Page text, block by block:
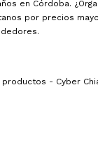
en Córdoba.
por precios
- Cyber